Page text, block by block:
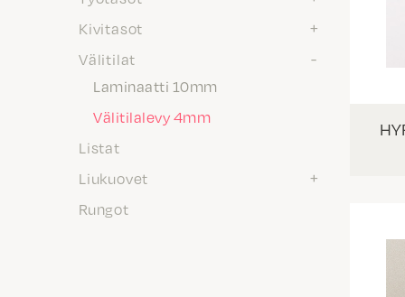
Kivitasot
Välitilat
Laminaatti 10mm
Välitilalevy 4mm
Listat
Liukuovet
Rungot